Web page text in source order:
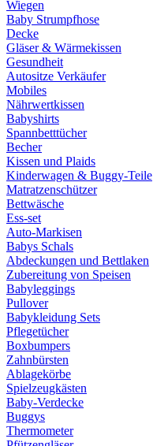
Wiegen
Baby Strumpfhose
Decke
Gläser & Wärmekissen
Gesundheit
Autositze Verkäufer
Mobiles
Nährwertkissen
Babyshirts
Spannbetttücher
Becher
Kissen und Plaids
Kinderwagen & Buggy-Teile
Matratzenschützer
Bettwäsche
Ess-set
Auto-Markisen
Babys Schals
Abdeckungen und Bettlaken
Zubereitung von Speisen
Babyleggings
Pullover
Babykleidung Sets
Pflegetücher
Boxbumpers
Zahnbürsten
Ablagekörbe
Spielzeugkästen
Baby-Verdecke
Buggys
Thermometer